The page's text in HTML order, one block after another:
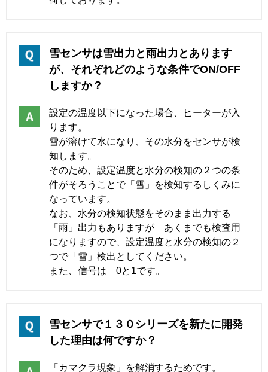
雪センサは雪出力と雨出力とあります
が、それぞれどのような条件でON/OFF
しますか？
設定の温度以下になった場合、ヒーターが入
ります。
雪が溶けて水になり、その水分をセンサが検
知します。
そのため、設定温度と水分の検知の２つの条
件がそろうことで「雪」を検知するしくみに
なっています。
なお、水分の検知状態をそのまま出力する
「雨」出力もありますが あくまでも検査用
になりますので、設定温度と水分の検知の２
つで「雪」検出としてください。
また、信号は 0と1です。
雪センサで１３０シリーズを新たに開発
した理由は何ですか？
「カマクラ現象」を解消するためです。